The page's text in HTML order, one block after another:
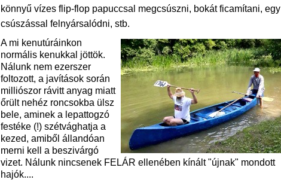
könnyű vízes flip-flop papuccsal megcsúszni, bokát ficamítani, egy
csúszással felnyársalódni, stb.
A mi kenutúráinkon
normális kenukkal jöttök.
Nálunk nem ezerszer
foltozott, a javítások során
milliószor rávitt anyag miatt
őrült nehéz roncsokba ülsz
bele, aminek a lepattogzó
festéke (!) szétvághatja a
kezed, amiből állandóan
merni kell a beszivárgó
vizet. Nálunk nincsenek FELÁR ellenében kínált "újnak" mondott
hajók....